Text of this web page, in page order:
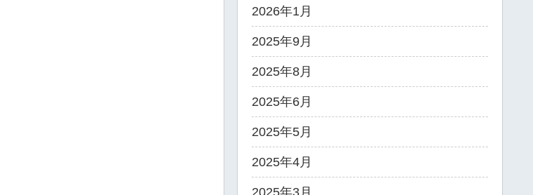
2026年1月
2025年9月
2025年8月
2025年6月
2025年5月
2025年4月
2025年3月